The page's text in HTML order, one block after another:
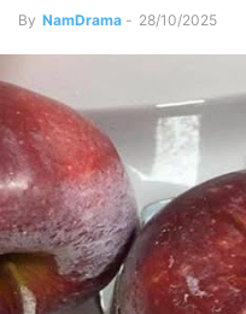
By NamDrama - 28/10/2025